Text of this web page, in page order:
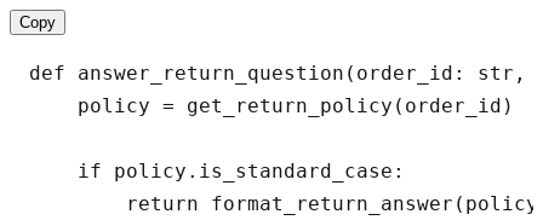
Copy
def answer_return_question(order_id:
    policy = get_return_policy(order_id)
    if policy.is_standard_case:
return